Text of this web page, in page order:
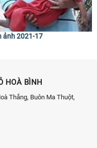
ảnh 2021-17
HOÀ BÌNH
Thắng, Buôn Ma Thuột,